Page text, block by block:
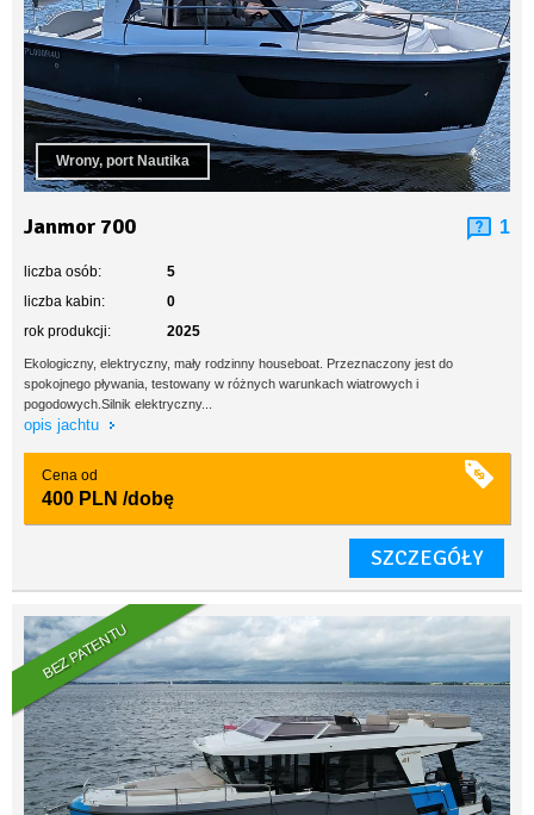
Wrony, port Nautika
Janmor 700 1
liczba osób:
5
liczba kabin:
0
rok produkcji:
2025
Ekologiczny, elektryczny, mały rodzinny houseboat. Przeznaczony jest do
spokojnego pływania, testowany w różnych warunkach wiatrowych i
pogodowych.Silnik elektryczny...
opis jachtu
Cena od
400 PLN /dobę
SZCZEGÓŁY
BEZ PATENTU